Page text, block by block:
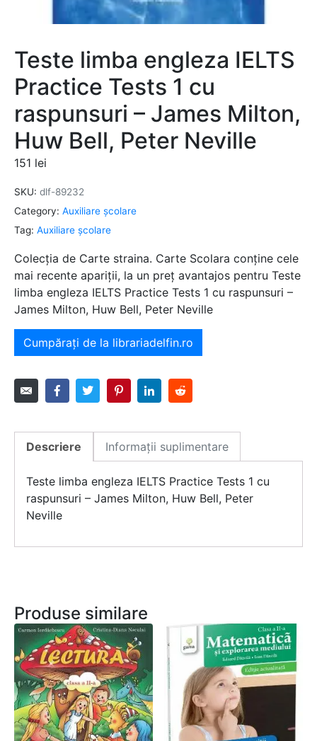
Teste limba engleza IELTS
Practice Tests 1 cu
raspunsuri – James Milton,
Huw Bell, Peter Neville
151 lei
SKU: dlf-89232
Category: Auxiliare şcolare
Tag: Auxiliare şcolare
Colecția de Carte straina. Carte Scolara conține cele
mai recente apariții, la un preț avantajos pentru Teste
limba engleza IELTS Practice Tests 1 cu raspunsuri –
James Milton, Huw Bell, Peter Neville
Cumpărați de la librariadelfin.ro
Descriere Informații suplimentare
Teste limba engleza IELTS Practice Tests 1 cu
raspunsuri – James Milton, Huw Bell, Peter
Neville
Produse similare